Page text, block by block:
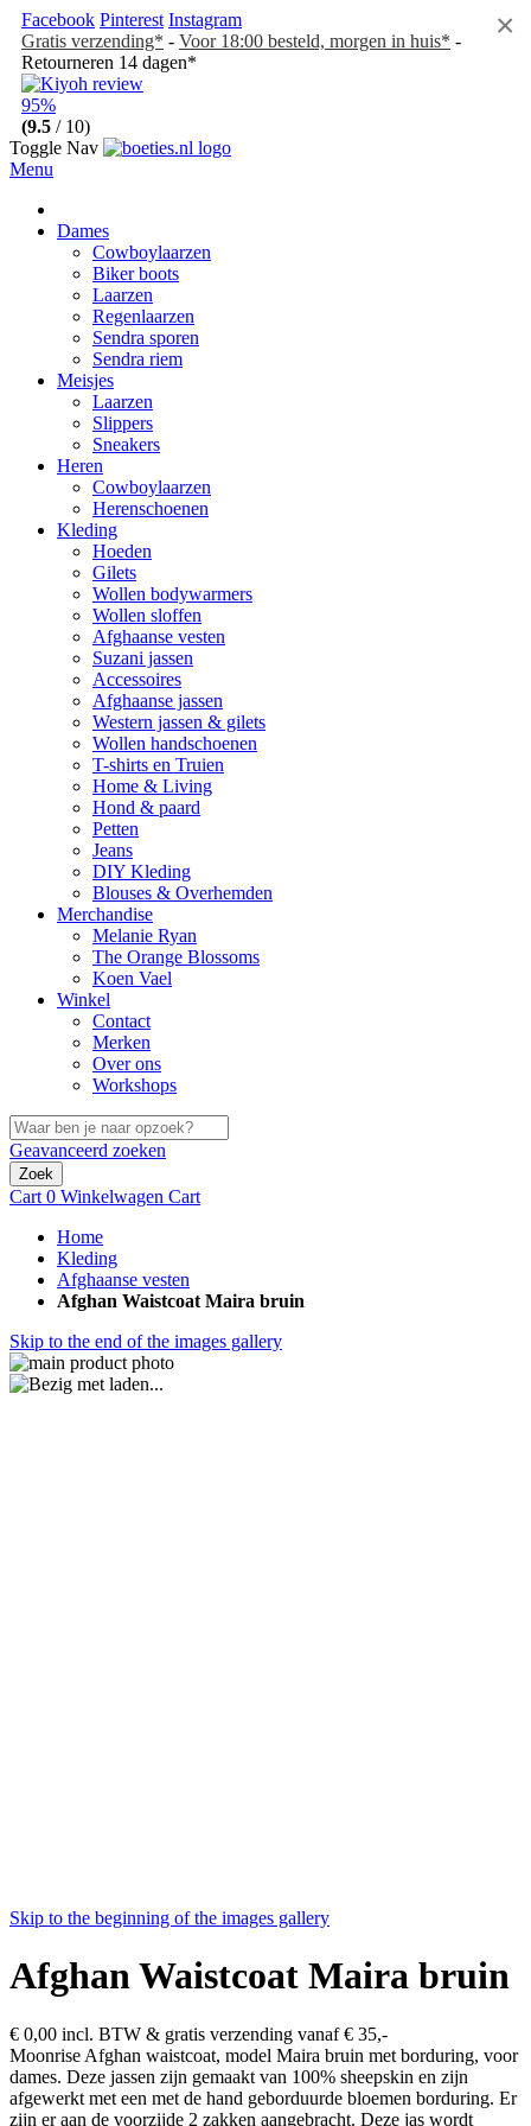
Facebook Pinterest Instagram
Gratis verzending* - Voor 18:00 besteld, morgen in huis* -
Retourneren 14 dagen*
95%
(9.5 / 10)
Toggle Nav
Menu
Dames
Cowboylaarzen
Biker boots
Laarzen
Regenlaarzen
Sendra sporen
Sendra riem
Meisjes
Laarzen
Slippers
Sneakers
Heren
Cowboylaarzen
Herenschoenen
Kleding
Hoeden
Gilets
Wollen bodywarmers
Wollen sloffen
Afghaanse vesten
Suzani jassen
Accessoires
Afghaanse jassen
Western jassen & gilets
Wollen handschoenen
T-shirts en Truien
Home & Living
Hond & paard
Petten
Jeans
DIY Kleding
Blouses & Overhemden
Merchandise
Melanie Ryan
The Orange Blossoms
Koen Vael
Winkel
Contact
Merken
Over ons
Workshops
Geavanceerd zoeken
Zoek
Cart 0 Winkelwagen Cart
Home
Kleding
Afghaanse vesten
Afghan Waistcoat Maira bruin
Skip to the end of the images gallery
Skip to the beginning of the images gallery
Afghan Waistcoat Maira bruin
€ 0,00 incl. BTW & gratis verzending vanaf € 35,-
Moonrise Afghan waistcoat, model Maira bruin met borduring, voor
dames. Deze jassen zijn gemaakt van 100% sheepskin en zijn
afgewerkt met een met de hand geborduurde bloemen borduring. Er
zijn er aan de voorzijde 2 zakken aangebracht. Deze jas wordt
×